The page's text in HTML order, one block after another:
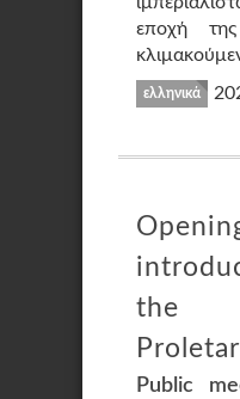
εποχή της
ελληνικά
the
Public